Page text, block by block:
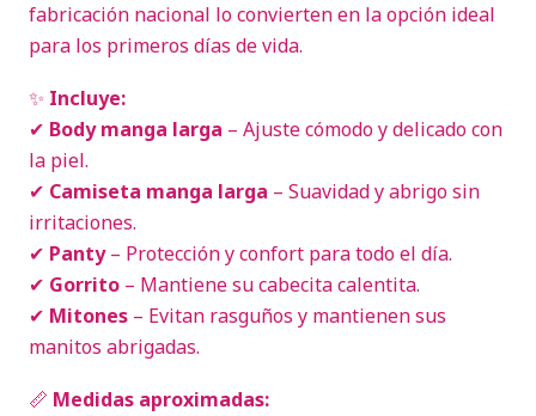
fabricación nacional lo convierten en la opción ideal
para los primeros días de vida.
✨ Incluye:
✔ Body manga larga – Ajuste cómodo y delicado con
la piel.
✔ Camiseta manga larga – Suavidad y abrigo sin
irritaciones.
✔ Panty– Protección y confort para todo el día.
✔ Gorrito – Mantiene su cabecita calentita.
✔ Mitones – Evitan rasguños y mantienen sus
manitos abrigadas.
📏 Medidas aproximadas: